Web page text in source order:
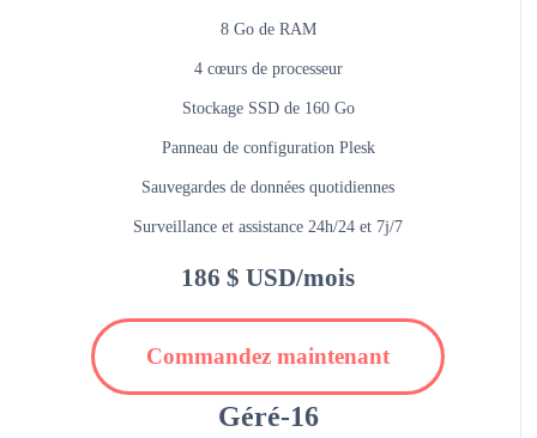
8 Go de RAM
4 cœurs de processeur
Stockage SSD de 160 Go
Panneau de configuration Plesk
Sauvegardes de données quotidiennes
Surveillance et assistance 24h/24 et 7j/7
186 $ USD/mois
Commandez maintenant
Géré-16